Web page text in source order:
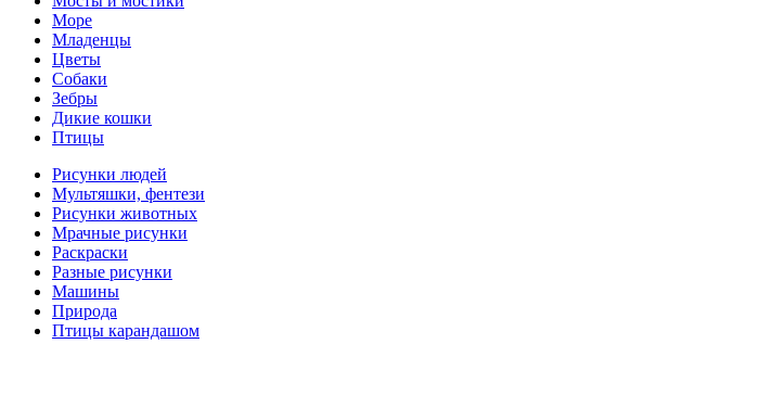
Море
Младенцы
Цветы
Собаки
Зебры
Дикие кошки
Птицы
Рисунки людей
Мультяшки, фентези
Рисунки животных
Мрачные рисунки
Раскраски
Разные рисунки
Машины
Природа
Птицы карандашом